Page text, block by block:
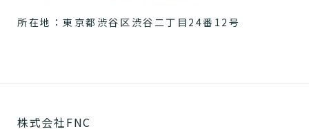
所在地：東京都渋谷区渋谷二丁目24番12号
株式会社FNC